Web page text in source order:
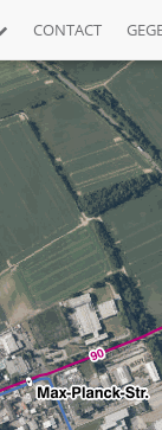
CONTACT